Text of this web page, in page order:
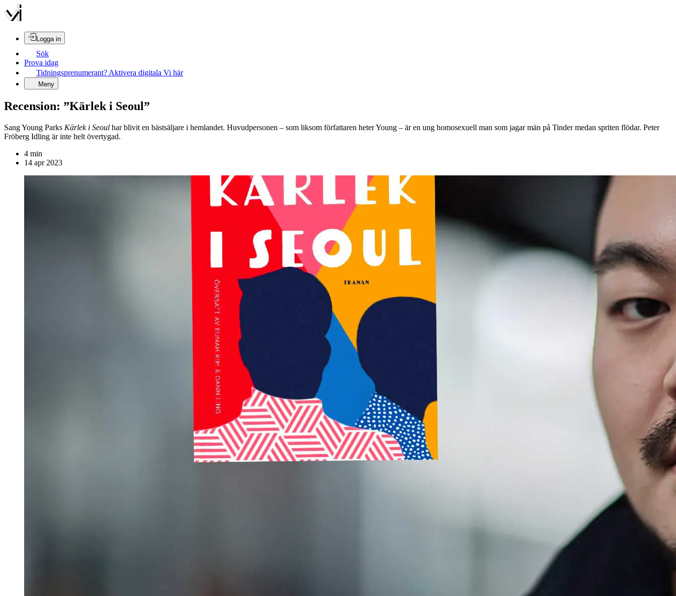
Logga in
Sök
Prova idag
Tidningsprenumerant? Aktivera digitala Vi här
Meny
Recension: ”Kärlek i Seoul”
Sang Young Parks Kärlek i Seoul har blivit en bästsäljare i hemlandet. Huvudpersonen – som liksom författaren heter Young – är en ung homosexuell man som jagar män på Tinder medan spriten flödar. Peter
Fröberg Idling är inte helt övertygad.
4 min
14 apr 2023